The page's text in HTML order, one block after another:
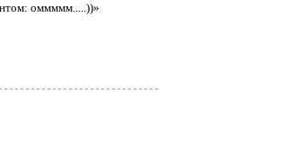
оммммм.....))»